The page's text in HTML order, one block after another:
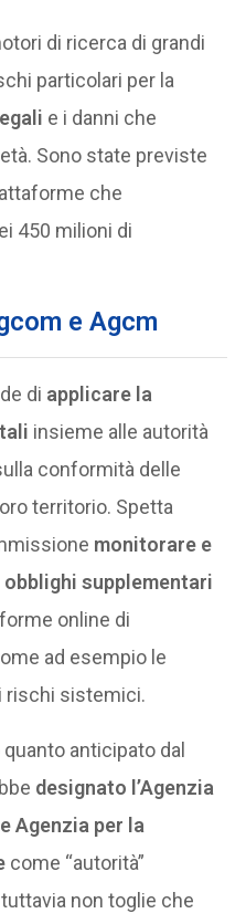
di ricerca di grandi
particolari per la
e i danni che
Sono state previste
che
450 milioni di
e Agcm
di applicare la
insieme alle autorità
conformità delle
territorio. Spetta
monitorare e
supplementari
online di
ad esempio le
rischi sistemici.
anticipato dal
designato l’Agenzia
Agenzia per la
come “autorità”
non toglie che